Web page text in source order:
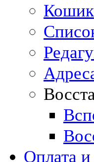
Кошик
Оплата и